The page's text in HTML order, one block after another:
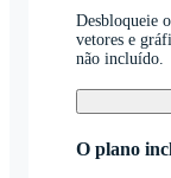
Desbloqueie
vetores e
não incluído.
O plano